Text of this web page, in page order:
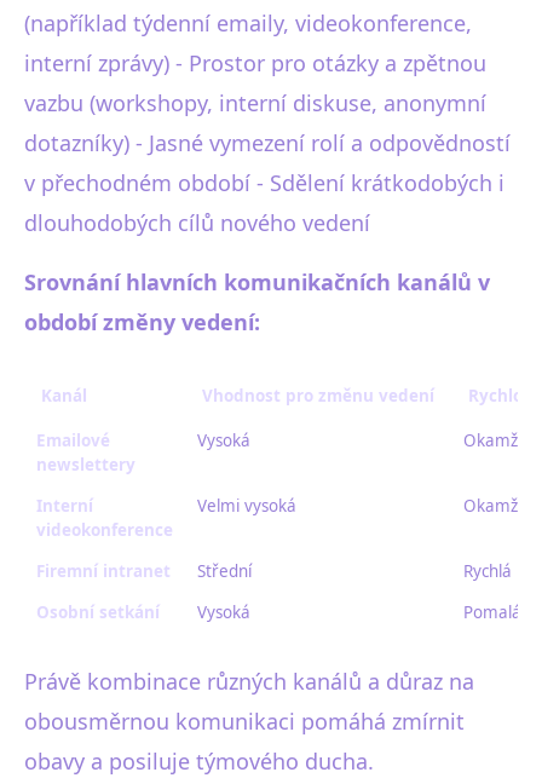
(například týdenní emaily, videokonference,
interní zprávy) - Prostor pro otázky a zpětnou
vazbu (workshopy, interní diskuse, anonymní
dotazníky) - Jasné vymezení rolí a odpovědností
v přechodném období - Sdělení krátkodobých i
dlouhodobých cílů nového vedení
Srovnání hlavních komunikačních kanálů v
období změny vedení:
Kanál Vhodnost pro změnu vedení
Emailové
newslettery
Vysoká Okamžitá
Interní
videokonference
Velmi vysoká Okamžitá
Firemní intranet Střední
Rychlá
Osobní setkání
Vysoká Pomalá
Právě kombinace různých kanálů a důraz na
obousměrnou komunikaci pomáhá zmírnit
obavy a posiluje týmového ducha.